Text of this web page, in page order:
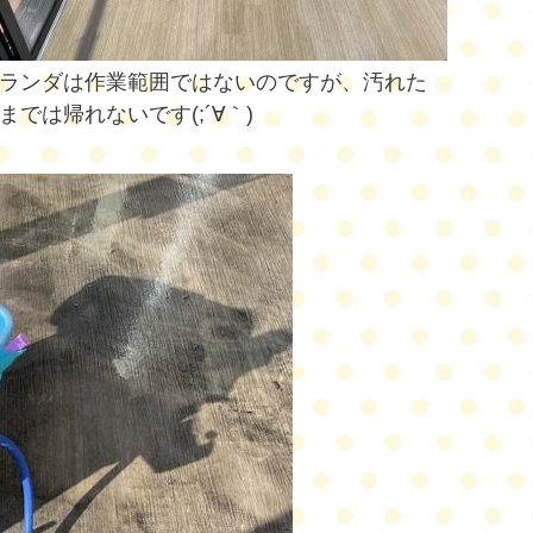
ンダは作業範囲ではないのですが、汚れた
では帰れないです(;´∀｀)